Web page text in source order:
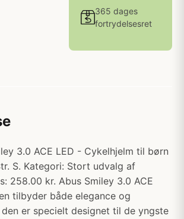
365 dages
fortrydelsesret
3.0 ACE LED - Cykelhjelm til børn
S. Kategori: Stort udvalg af
258.00 kr. Abus Smiley 3.0 ACE
tilbyder både elegance og
er specielt designet til de yngste